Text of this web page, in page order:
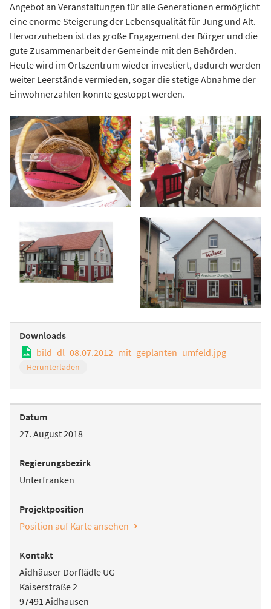
Angebot an Veranstaltungen für alle Generationen ermöglicht
eine enorme Steigerung der Lebensqualität für Jung und Alt.
Hervorzuheben ist das große Engagement der Bürger und die
gute Zusammenarbeit der Gemeinde mit den Behörden.
Heute wird im Ortszentrum wieder investiert, dadurch werden
weiter Leerstände vermieden, sogar die stetige Abnahme der
Einwohnerzahlen konnte gestoppt werden.
Downloads
bild_dl_08.07.2012_mit_geplanten_umfeld.jpg
Herunterladen
Datum
27. August 2018
Regierungsbezirk
Unterfranken
Projektposition
Position auf Karte ansehen ›
Kontakt
Aidhäuser Dorflädle UG
Kaiserstraße 2
97491 Aidhausen